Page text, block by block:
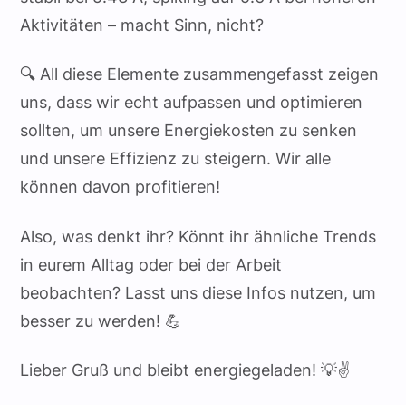
Aktivitäten – macht Sinn, nicht?
🔍 All diese Elemente zusammengefasst zeigen
uns, dass wir echt aufpassen und optimieren
sollten, um unsere Energiekosten zu senken
und unsere Effizienz zu steigern. Wir alle
können davon profitieren!
Also, was denkt ihr? Könnt ihr ähnliche Trends
in eurem Alltag oder bei der Arbeit
beobachten? Lasst uns diese Infos nutzen, um
besser zu werden! 💪
Lieber Gruß und bleibt energiegeladen! 💡✌️